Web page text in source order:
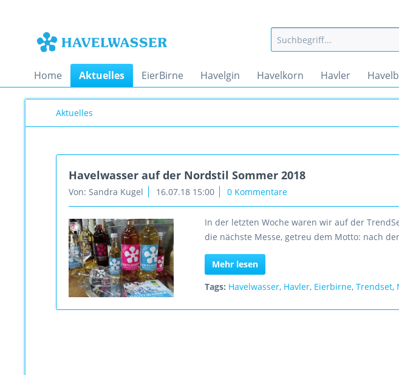
Home Aktuelles EierBirne Havelgin Havelkorn Havler
Aktuelles
Havelwasser auf der Nordstil Sommer 2018
Von: Sandra Kugel 16.07.18 15:00 0 Kommentare
In der letzten Woche waren wir auf der
die nächste Messe, getreu dem Motto: nach
Mehr lesen
Tags: Havelwasser, Havler, Eierbirne,Trendset,